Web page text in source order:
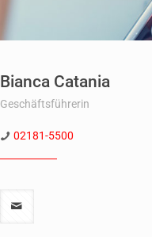
Bianca Catania
Geschäftsführerin
02181-5500